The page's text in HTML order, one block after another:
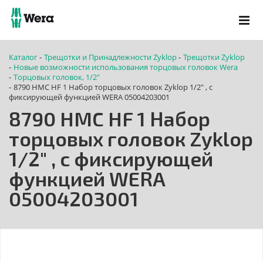
Каталог - Трещотки и Принадлежности Zyklop - Трещотки Zyklop
- Новые возможности использования торцовых головок Wera
- Tорцовых головок, 1/2"
- 8790 HMC HF 1 Набор торцовых головок Zyklop 1/2" , с
фиксирующей функцией WERA 05004203001
8790 HMC HF 1 Набор
торцовых головок Zyklop
1/2" , с фиксирующей
функцией WERA
05004203001